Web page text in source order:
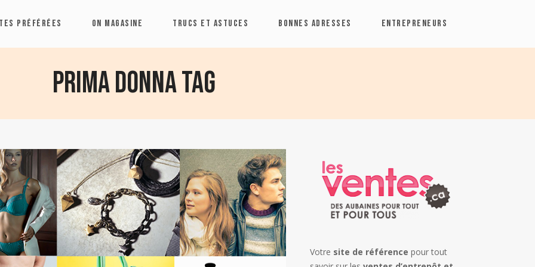
PRÉFÉRÉES ON MAGASINE TRUCS ET ASTUCES BONNES ADRESSES ENTREPRENEURS
Prima Donna Tag
Votre site de référence pour tout